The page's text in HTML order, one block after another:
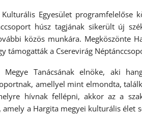
Egyesület programfelelőse
húsz tagjának sikerült új
közös munkára. Megköszönte
támogatták a Cserevirág
Tanácsának elnöke, aki
amellyel mint elmondta,
hívnak fellépni, akkor az a
a Hargita megyei kulturális élet